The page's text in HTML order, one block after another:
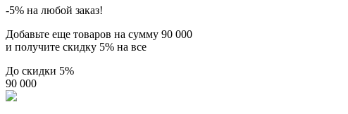
-5% на любой заказ!
Добавьте еще товаров на сумму 90 000
и получите скидку 5% на все
До скидки 5%
90 000